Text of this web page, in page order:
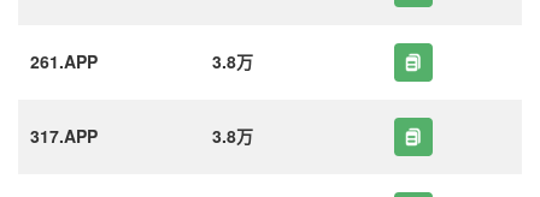
261.APP 3.8万
317.APP 3.8万